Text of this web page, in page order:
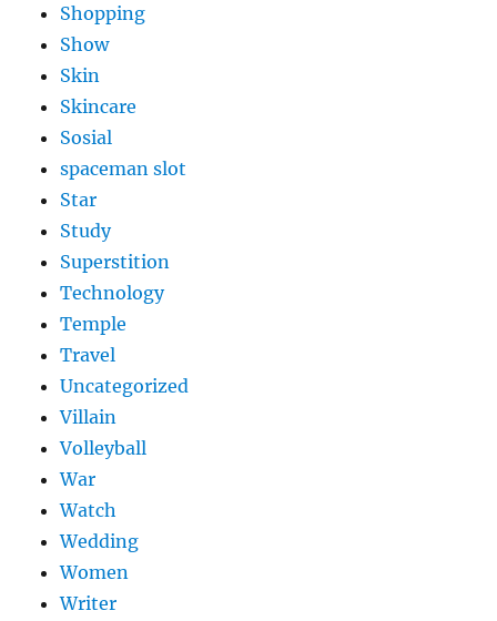
Shopping
Show
Skin
Skincare
Sosial
spaceman slot
Star
Study
Superstition
Technology
Temple
Travel
Uncategorized
Villain
Volleyball
War
Watch
Wedding
Women
Writer